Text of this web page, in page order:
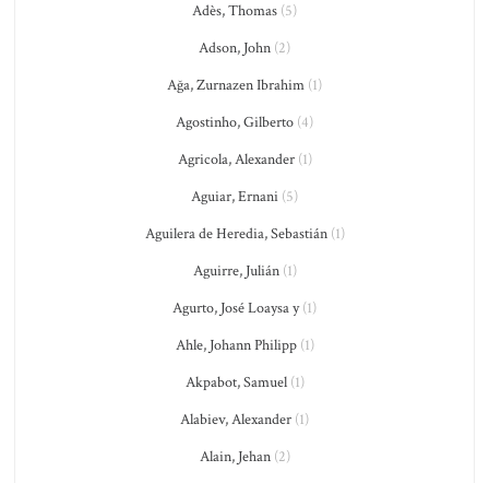
Adès, Thomas (5)
Adson, John (2)
Ağa, Zurnazen Ibrahim (1)
Agostinho, Gilberto (4)
Agricola, Alexander(1)
Aguiar, Ernani (5)
Aguilera de Heredia, Sebastián(1)
Aguirre, Julián(1)
Agurto, José Loaysa y(1)
Ahle, Johann Philipp(1)
Akpabot, Samuel(1)
Alabiev, Alexander (1)
Alain, Jehan(2)